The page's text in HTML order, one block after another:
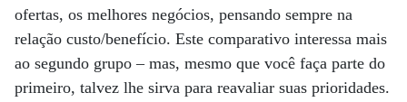
ofertas, os melhores negócios, pensando sempre na
relação custo/benefício. Este comparativo interessa mais
ao segundo grupo – mas, mesmo que você faça parte do
primeiro, talvez lhe sirva para reavaliar suas prioridades.